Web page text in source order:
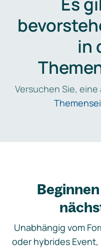
in
Versuchen Sie,
Unabhängig vom
oder hybrides